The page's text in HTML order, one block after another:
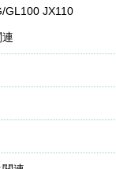
GL100 JX110